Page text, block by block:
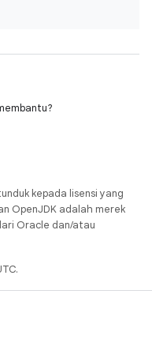
kepada lisensi yang
OpenJDK adalah merek
Oracle dan/atau